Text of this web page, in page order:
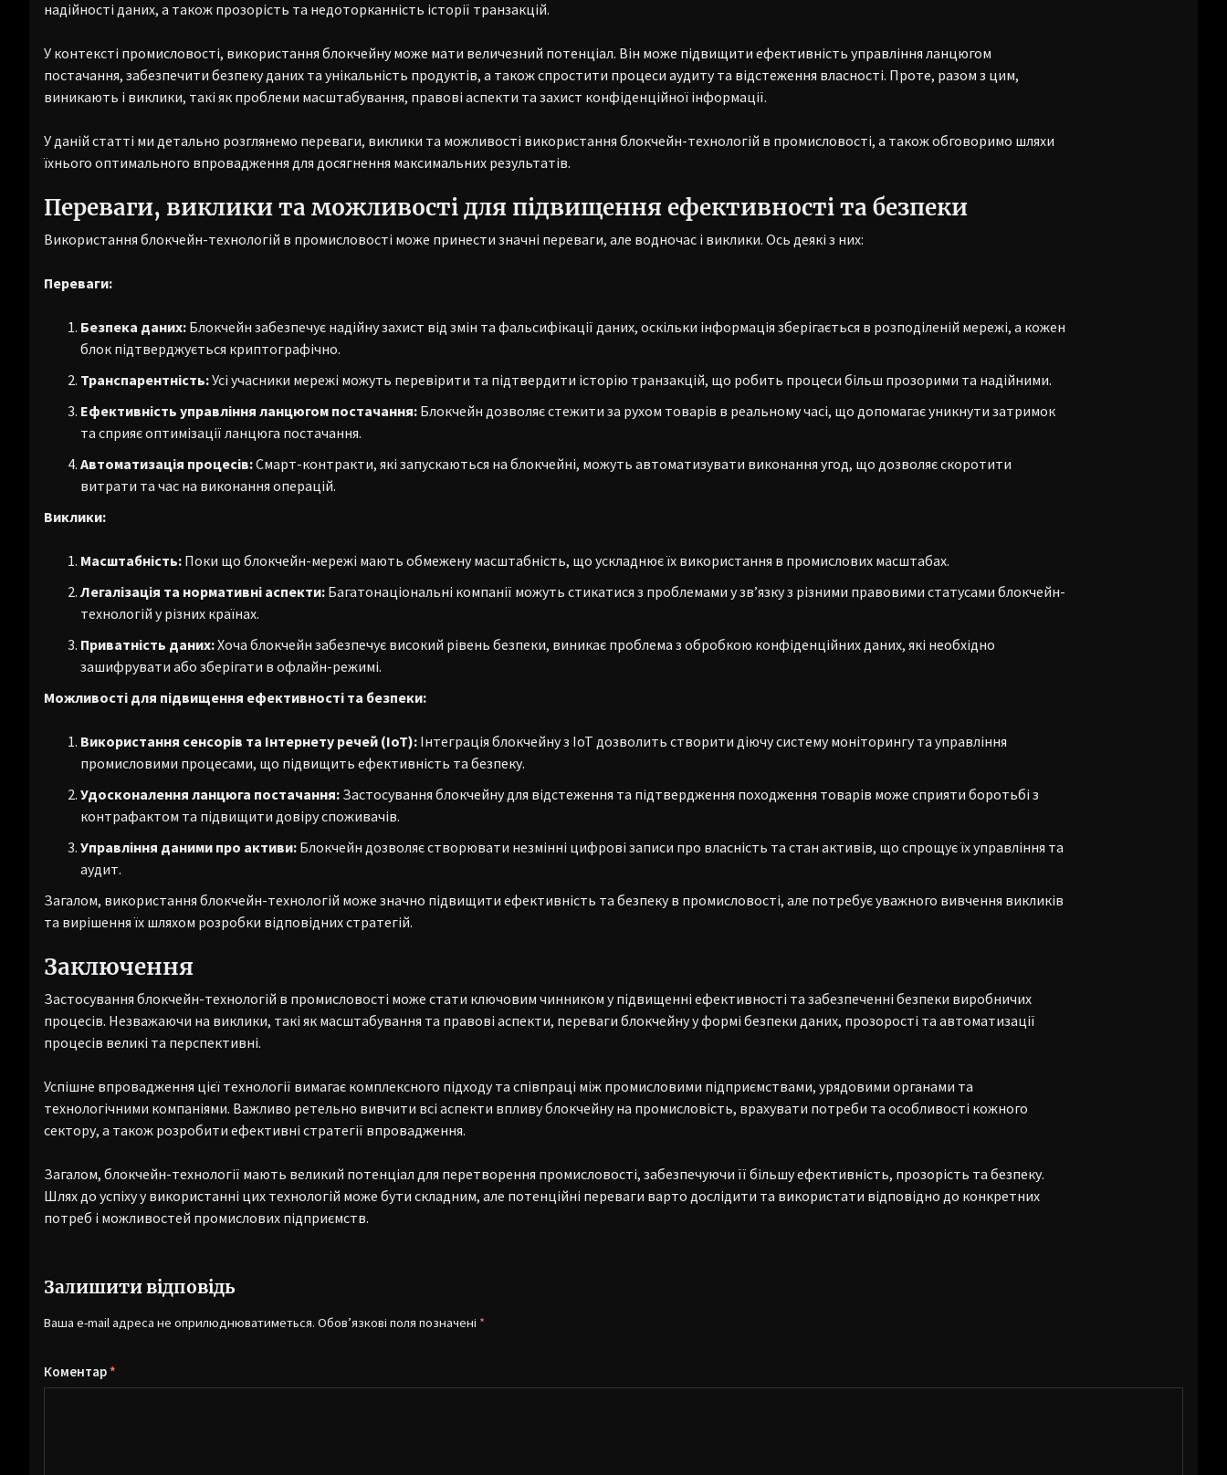
надійності даних, а також прозорість та недоторканність історії транзакцій.
У контексті промисловості, використання блокчейну може мати величезний потенціал. Він може підвищити ефективність управління ланцюгом
постачання, забезпечити безпеку даних та унікальність продуктів, а також спростити процеси аудиту та відстеження власності. Проте, разом з цим,
виникають і виклики, такі як проблеми масштабування, правові аспекти та захист конфіденційної інформації.
У даній статті ми детально розглянемо переваги, виклики та можливості використання блокчейн-технологій в промисловості, а також обговоримо шляхи
їхнього оптимального впровадження для досягнення максимальних результатів.
Переваги, виклики та можливості для підвищення ефективності та безпеки
Використання блокчейн-технологій в промисловості може принести значні переваги, але водночас і виклики. Ось деякі з них:
Переваги:
Безпека даних: Блокчейн забезпечує надійну захист від змін та фальсифікації даних, оскільки інформація зберігається в розподіленій мережі, а кожен
блок підтверджується криптографічно.
Транспарентність:Усі учасники мережі можуть перевірити та підтвердити історію транзакцій, що робить процеси більш прозорими та надійними.
Ефективність управління ланцюгом постачання: Блокчейн дозволяє стежити за рухом товарів в реальному часі, що допомагає уникнути затримок
та сприяє оптимізації ланцюга постачання.
Автоматизація процесів:Смарт-контракти, які запускаються на блокчейні, можуть автоматизувати виконання угод, що дозволяє скоротити
витрати та час на виконання операцій.
Виклики:
Масштабність: Поки що блокчейн-мережі мають обмежену масштабність, що ускладнює їх використання в промислових масштабах.
Легалізація та нормативні аспекти: Багатонаціональні компанії можуть стикатися з проблемами у зв’язку з різними правовими статусами блокчейн-
технологій у різних країнах.
Приватність даних:Хоча блокчейн забезпечує високий рівень безпеки, виникає проблема з обробкою конфіденційних даних, які необхідно
зашифрувати або зберігати в офлайн-режимі.
Можливості для підвищення ефективності та безпеки:
Використання сенсорів та Інтернету речей (IoT): Інтеграція блокчейну з IoT дозволить створити діючу систему моніторингу та управління
промисловими процесами, що підвищить ефективність та безпеку.
Удосконалення ланцюга постачання: Застосування блокчейну для відстеження та підтвердження походження товарів може сприяти боротьбі з
контрафактом та підвищити довіру споживачів.
Управління даними про активи: Блокчейн дозволяє створювати незмінні цифрові записи про власність та стан активів, що спрощує їх управління та
аудит.
Загалом, використання блокчейн-технологій може значно підвищити ефективність та безпеку в промисловості, але потребує уважного вивчення викликів
та вирішення їх шляхом розробки відповідних стратегій.
Заключення
Застосування блокчейн-технологій в промисловості може стати ключовим чинником у підвищенні ефективності та забезпеченні безпеки виробничих
процесів. Незважаючи на виклики, такі як масштабування та правові аспекти, переваги блокчейну у формі безпеки даних, прозорості та автоматизації
процесів великі та перспективні.
Успішне впровадження цієї технології вимагає комплексного підходу та співпраці між промисловими підприємствами, урядовими органами та
технологічними компаніями. Важливо ретельно вивчити всі аспекти впливу блокчейну на промисловість, врахувати потреби та особливості кожного
сектору, а також розробити ефективні стратегії впровадження.
Загалом, блокчейн-технології мають великий потенціал для перетворення промисловості, забезпечуючи її більшу ефективність, прозорість та безпеку.
Шлях до успіху у використанні цих технологій може бути складним, але потенційні переваги варто дослідити та використати відповідно до конкретних
потреб і можливостей промислових підприємств.
Залишити відповідь
Ваша e-mail адреса не оприлюднюватиметься. Обов’язкові поля позначені *
Коментар *